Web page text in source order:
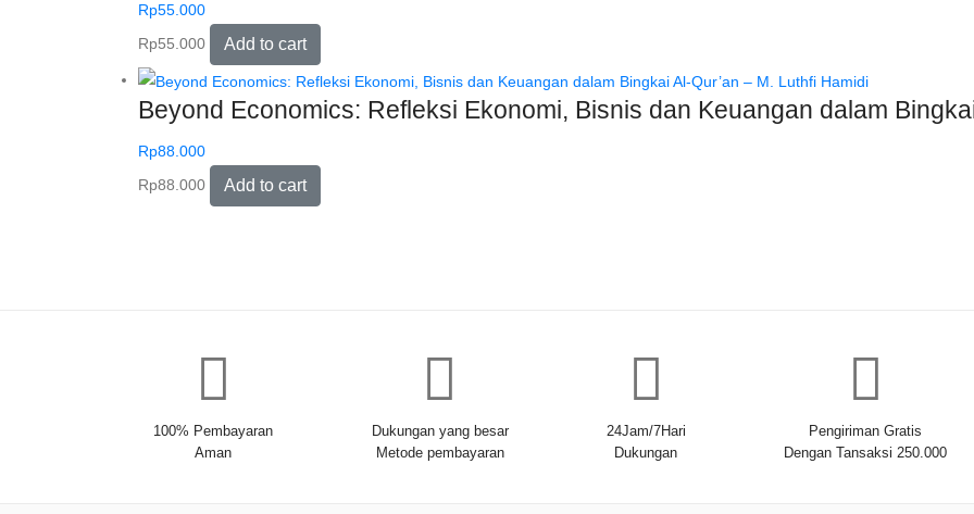
Rp55.000
Rp55.000 Add to cart
Beyond Economics: Refleksi Ekonomi, Bisnis dan Keuangan dalam
Rp88.000
Rp88.000 Add to cart
100% Pembayaran
Aman
Dukungan yang besar
Metode pembayaran
24Jam/7Hari
Dukungan
Pengiriman Gratis
Dengan Tansaksi 250.000